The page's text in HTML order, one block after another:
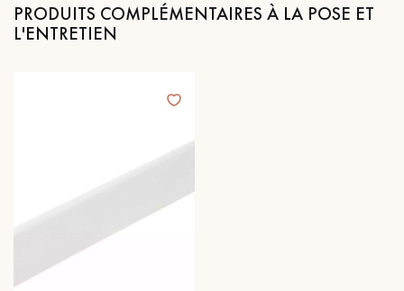
PRODUITS COMPLÉMENTAIRES À LA POSE ET
L'ENTRETIEN